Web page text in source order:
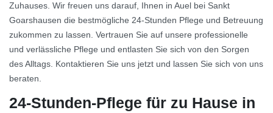
Zuhauses. Wir freuen uns darauf, Ihnen in Auel bei Sankt
Goarshausen die bestmögliche 24-Stunden Pflege und Betreuung
zukommen zu lassen. Vertrauen Sie auf unsere professionelle
und verlässliche Pflege und entlasten Sie sich von den Sorgen
des Alltags. Kontaktieren Sie uns jetzt und lassen Sie sich von uns
beraten.
24-Stunden-Pflege für zu Hause in